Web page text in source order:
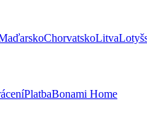
ChorvatskoLitva
PlatbaBonami Home